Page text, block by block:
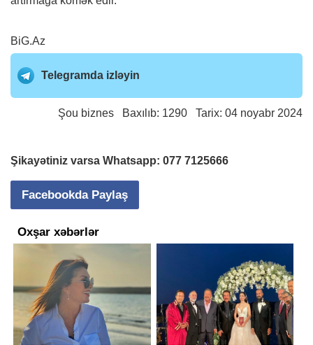
BiG.Az
Telegramda izləyin
Şou biznes Baxılıb: 1290 Tarix: 04 noyabr 2024
Şikayətiniz varsa Whatsapp: 077 7125666
Facebookda Paylaş
Oxşar xəbərlər